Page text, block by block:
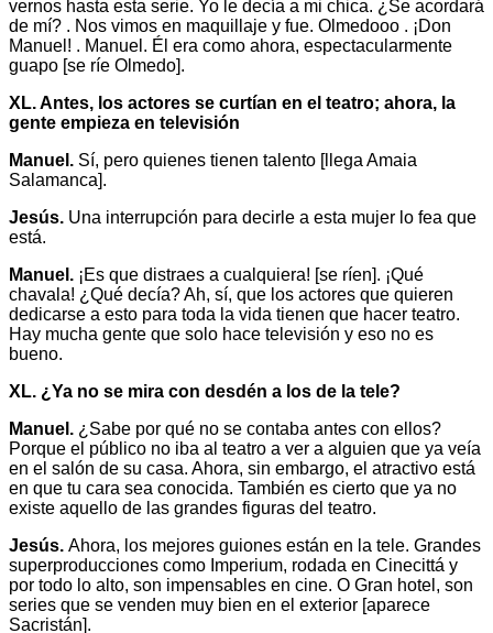
vernos hasta esta serie. Yo le decía a mi chica. ¿Se acordará
de mí? . Nos vimos en maquillaje y fue. Olmedooo . ¡Don
Manuel! . Manuel. Él era como ahora, espectacularmente
guapo [se ríe Olmedo].
XL. Antes, los actores se curtían en el teatro; ahora, la
gente empieza en televisión
Manuel. Sí, pero quienes tienen talento [llega Amaia
Salamanca].
Jesús. Una interrupción para decirle a esta mujer lo fea que
está.
Manuel. ¡Es que distraes a cualquiera! [se ríen]. ¡Qué
chavala! ¿Qué decía? Ah, sí, que los actores que quieren
dedicarse a esto para toda la vida tienen que hacer teatro.
Hay mucha gente que solo hace televisión y eso no es
bueno.
XL. ¿Ya no se mira con desdén a los de la tele?
Manuel. ¿Sabe por qué no se contaba antes con ellos?
Porque el público no iba al teatro a ver a alguien que ya veía
en el salón de su casa. Ahora, sin embargo, el atractivo está
en que tu cara sea conocida. También es cierto que ya no
existe aquello de las grandes figuras del teatro.
Jesús. Ahora, los mejores guiones están en la tele. Grandes
superproducciones como Imperium, rodada en Cinecittá y
por todo lo alto, son impensables en cine. O Gran hotel, son
series que se venden muy bien en el exterior [aparece
Sacristán].